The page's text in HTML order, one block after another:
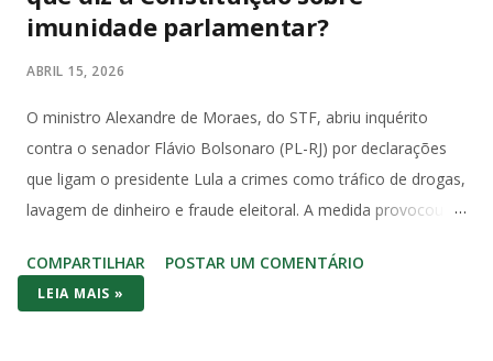
imunidade parlamentar?
ABRIL 15, 2026
O ministro Alexandre de Moraes, do STF, abriu inquérito
contra o senador Flávio Bolsonaro (PL-RJ) por declarações
que ligam o presidente Lula a crimes como tráfico de drogas,
lavagem de dinheiro e fraude eleitoral. A medida provocou
violação direta à imunidade parlamentar prevista na
Constituição Federal de 1988. O Artigo 53 da Constituição é
COMPARTILHAR POSTAR UM COMENTÁRIO
LEIA MAIS »